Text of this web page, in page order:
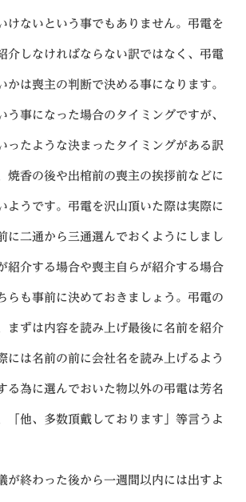
けないという事でもありません。弔電を
介しなければならない訳ではなく、弔電
かは喪主の判断で決める事になります。
う事になった場合のタイミングですが、
ったような決まったタイミングがある訳
焼香の後や出棺前の喪主の挨拶前などに
ようです。弔電を沢山頂いた際は実際に
に二通から三通選んでおくようにしまし
紹介する場合や喪主自らが紹介する場合
らも事前に決めておきましょう。弔電の
まずは内容を読み上げ最後に名前を紹介
には名前の前に会社名を読み上げるよう
る為に選んでおいた物以外の弔電は芳名
「他、多数頂戴しております」等言うよ
が終わった後から一週間以内には出すよ